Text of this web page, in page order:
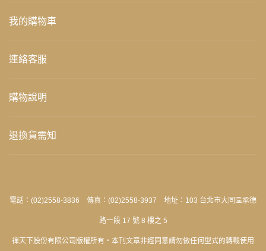
我的購物車
連絡客服
購物說明
退換貨需知
電話：(02)2558-3836 傳真：(02)2558-3937 地址：103 台北市大同區承德
路一段 17 號 8 樓之 5
禪天下股份有限公司版權所有‧本刊文章非經同意請勿做任何型式的轉載使用